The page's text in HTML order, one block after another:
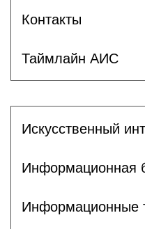
Контакты
Таймлайн АИС
Искусственный
Информационная
Информационные